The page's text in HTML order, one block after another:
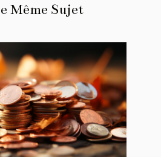
Même Sujet